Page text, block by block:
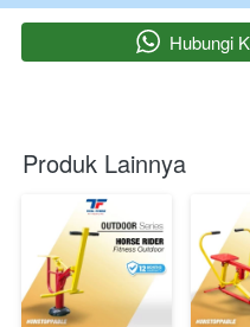
` Hubungi
Produk Lainnya